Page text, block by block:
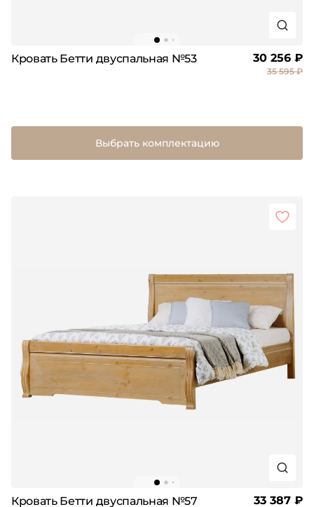
Кровать Бетти двуспальная №53 30 256 ₽
35 595 ₽
Выбрать комплектацию
Кровать Бетти двуспальная №57 33 387 ₽